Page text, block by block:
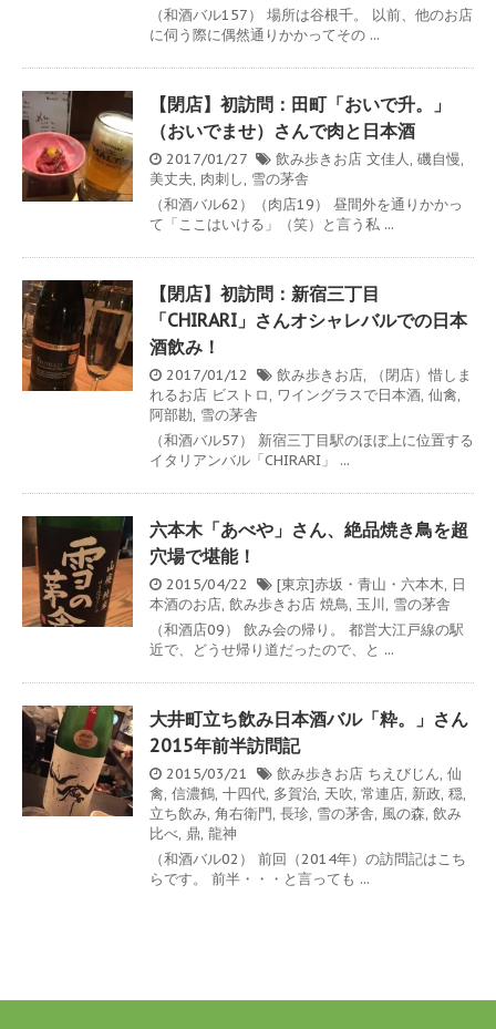
（和酒バル157） 場所は谷根千。 以前、他のお店
に伺う際に偶然通りかかってその ...
【閉店】初訪問：田町「おいで升。」
（おいでませ）さんで肉と日本酒
2017/01/27 飲み歩きお店 文佳人, 磯自慢,
美丈夫, 肉刺し, 雪の茅舎
（和酒バル62）（肉店19） 昼間外を通りかかっ
て「ここはいける」（笑）と言う私 ...
【閉店】初訪問：新宿三丁目
「CHIRARI」さんオシャレバルでの日本
酒飲み！
2017/01/12 飲み歩きお店,
（閉店）惜しま
れるお店 ビストロ, ワイングラスで日本酒, 仙禽,
阿部勘, 雪の茅舎
（和酒バル57） 新宿三丁目駅のほぼ上に位置する
イタリアンバル「CHIRARI」 ...
六本木「あべや」さん、絶品焼き鳥を超
穴場で堪能！
2015/04/22 [東京]赤坂・青山・六本木, 日
本酒のお店, 飲み歩きお店 焼鳥, 玉川, 雪の茅舎
（和酒店09） 飲み会の帰り。 都営大江戸線の駅
近で、どうせ帰り道だったので、と ...
大井町立ち飲み日本酒バル「粋。」さん
2015年前半訪問記
2015/03/21 飲み歩きお店 ちえびじん, 仙
禽, 信濃鶴, 十四代, 多賀治, 天吹, 常連店, 新政, 穏,
立ち飲み, 角右衛門, 長珍, 雪の茅舎, 風の森, 飲み
比べ, 鼎, 龍神
（和酒バル02） 前回（2014年）の訪問記はこち
らです。 前半・・・と言っても ...